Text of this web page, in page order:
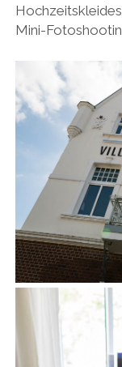
Mini-